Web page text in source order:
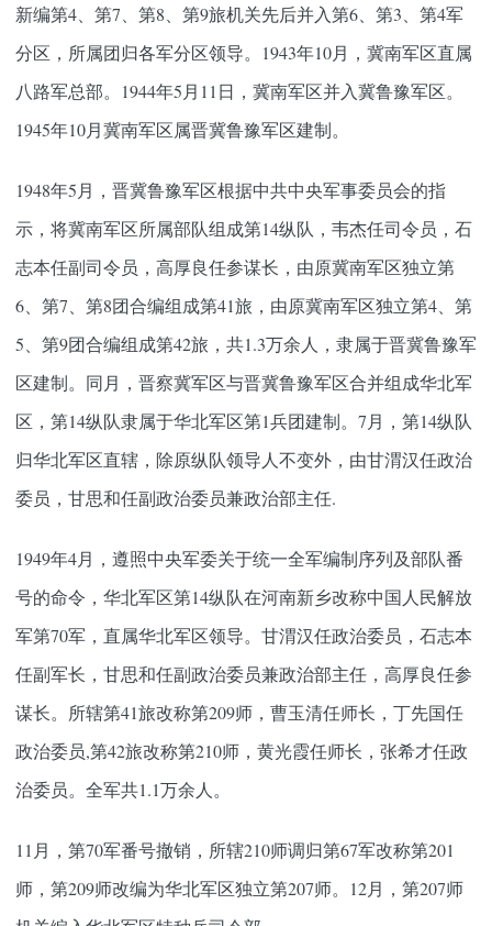
新编第4、第7、第8、第9旅机关先后并入第6、第3、第4军
分区，所属团归各军分区领导。1943年10月，冀南军区直属
八路军总部。1944年5月11日，冀南军区并入冀鲁豫军区。
1945年10月冀南军区属晋冀鲁豫军区建制。
1948年5月，晋冀鲁豫军区根据中共中央军事委员会的指
示，将冀南军区所属部队组成第14纵队，韦杰任司令员，石
志本任副司令员，高厚良任参谋长，由原冀南军区独立第
6、第7、第8团合编组成第41旅，由原冀南军区独立第4、第
5、第9团合编组成第42旅，共1.3万余人，隶属于晋冀鲁豫军
区建制。同月，晋察冀军区与晋冀鲁豫军区合并组成华北军
区，第14纵队隶属于华北军区第1兵团建制。7月，第14纵队
归华北军区直辖，除原纵队领导人不变外，由甘渭汉任政治
委员，甘思和任副政治委员兼政治部主任.
1949年4月，遵照中央军委关于统一全军编制序列及部队番
号的命令，华北军区第14纵队在河南新乡改称中国人民解放
军第70军，直属华北军区领导。甘渭汉任政治委员，石志本
任副军长，甘思和任副政治委员兼政治部主任，高厚良任参
谋长。所辖第41旅改称第209师，曹玉清任师长，丁先国任
政治委员,第42旅改称第210师，黄光霞任师长，张希才任政
治委员。全军共1.1万余人。
11月，第70军番号撤销，所辖210师调归第67军改称第201
师，第209师改编为华北军区独立第207师。12月，第207师